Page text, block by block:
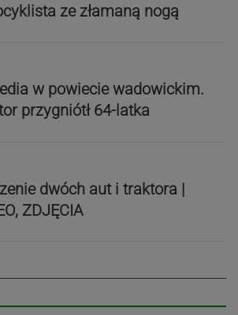
ze złamaną nogą
w powiecie wadowickim.
przygniótł 64-latka
dwóch aut i traktora |
ZDJĘCIA